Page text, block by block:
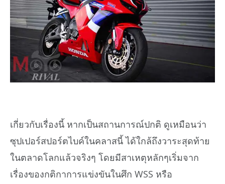
เกี่ยวกับเรื่องนี้ หากเป็นสถานการณ์ปกติ ดูเหมือนว่า
ซุปเปอร์สปอร์ตไบค์ในคลาสนี้ ได้ใกล้ถึงวาระสุดท้าย
ในตลาดโลกแล้วจริงๆ โดยมีสาเหตุหลักๆเริ่มจาก
เรื่องของกติกาการแข่งขันในศึก WSS หรือ